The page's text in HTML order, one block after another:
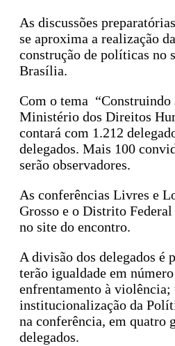
As discussões
se aproxima a realização
construção de políticas no
Brasília.
Com o tema “Construindo
Ministério dos Direitos
contará com 1.212
delegados. Mais 100
serão observadores.
As conferências Livres e
Grosso e o Distrito Federal
no site do encontro.
A divisão dos delegados é
terão igualdade em
enfrentamento à violência;
institucionalização da
na conferência, em quatro
delegados.